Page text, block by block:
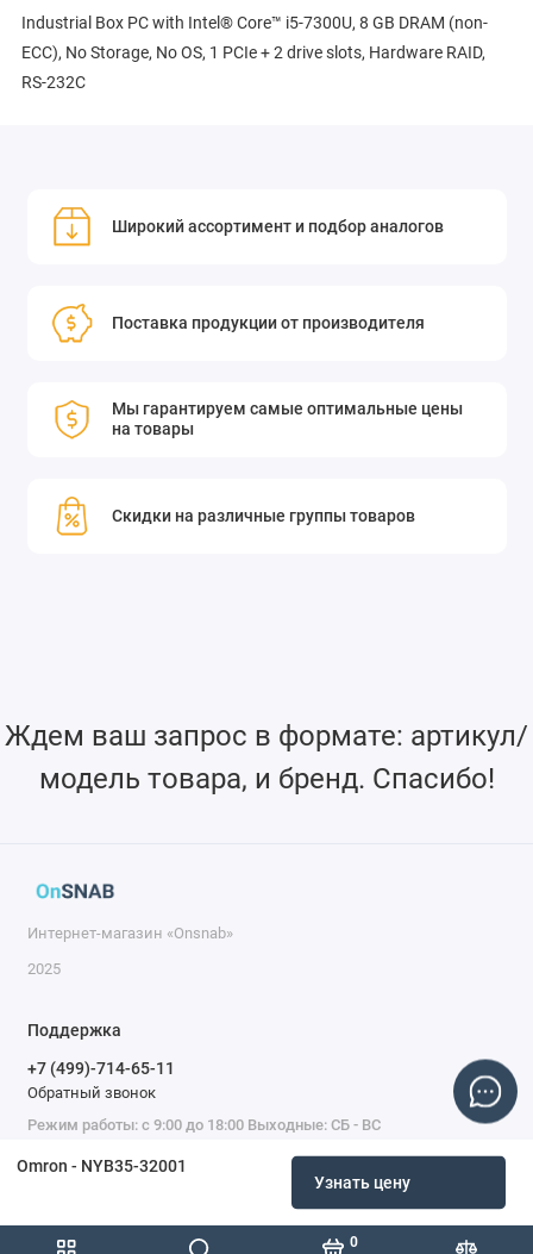
0
Omron - NYB35-32001
Узнать цену
Industrial Box PC with Intel® Core™ i5-7300U, 8 GB DRAM (non-
ECC), No Storage, No OS, 1 PCIe + 2 drive slots, Hardware RAID,
RS-232C
Широкий ассортимент и подбор аналогов
Поставка продукции от производителя
Мы гарантируем самые оптимальные цены
на товары
Скидки на различные группы товаров
Ждем ваш запрос в формате: артикул/
модель товара, и бренд. Спасибо!
Интернет-магазин «Onsnab»
2025
Поддержка
+7 (499)-714-65-11
Обратный звонок
Режим работы: с 9:00 до 18:00 Выходные: СБ - ВС